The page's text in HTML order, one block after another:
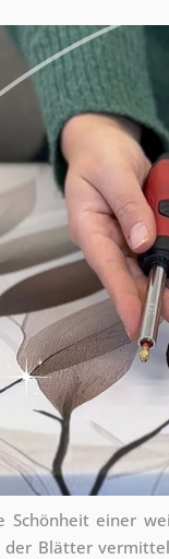
Schönheit einer
Blätter